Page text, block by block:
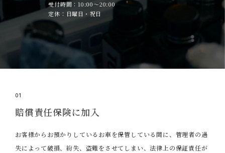
受付時間：10:00～20:00
定休：日曜日・祝日
01
賠償責任保険に加入
お客様からお預かりしているお車を保管している間に、管理者の過
失によって破損、紛失、盗難をさせてしまい、法律上の保証責任が